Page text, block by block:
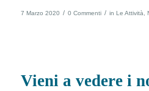
7 Marzo 2020 / 0 Commenti / in Le Attività
Vieni a vedere i